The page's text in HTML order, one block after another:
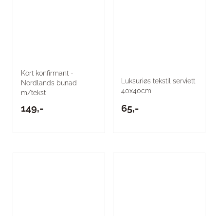
Kort konfirmant -
Nordlands bunad
m/tekst
149,-
Luksuriøs tekstil serviett
40x40cm
65,-